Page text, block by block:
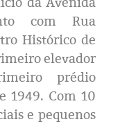
com Rua
Histórico de
elevador
prédio
1949. Com 10
e pequenos